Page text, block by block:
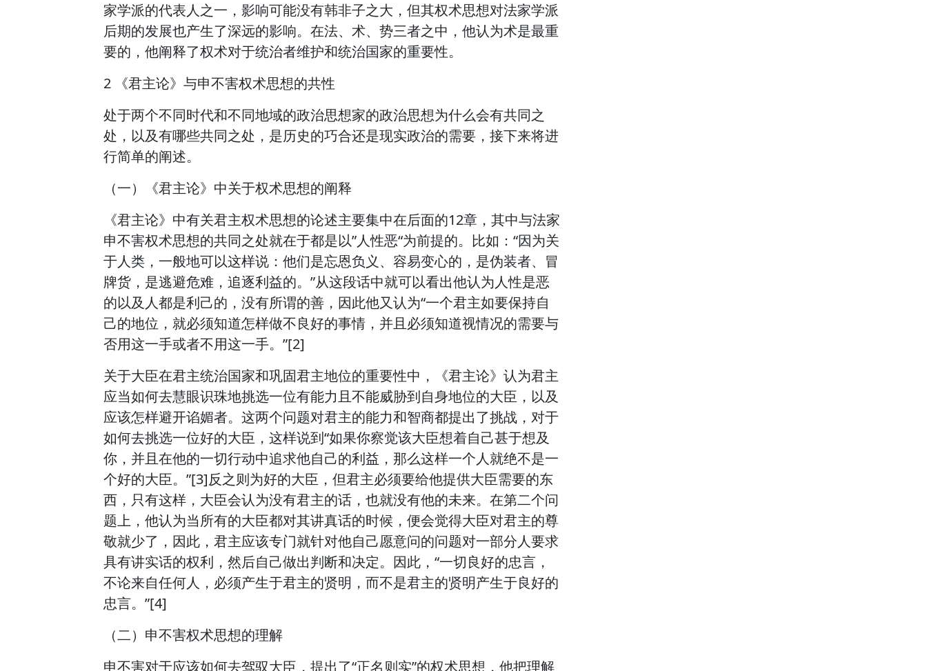
家学派的代表人之一，影响可能没有韩非子之大，但其权术思想对法家学派
后期的发展也产生了深远的影响。在法、术、势三者之中，他认为术是最重
要的，他阐释了权术对于统治者维护和统治国家的重要性。
2 《君主论》与申不害权术思想的共性
处于两个不同时代和不同地域的政治思想家的政治思想为什么会有共同之
处，以及有哪些共同之处，是历史的巧合还是现实政治的需要，接下来将进
行简单的阐述。
（一）《君主论》中关于权术思想的阐释
《君主论》中有关君主权术思想的论述主要集中在后面的12章，其中与法家
申不害权术思想的共同之处就在于都是以”人性恶“为前提的。比如：“因为关
于人类，一般地可以这样说：他们是忘恩负义、容易变心的，是伪装者、冒
牌货，是逃避危难，追逐利益的。”从这段话中就可以看出他认为人性是恶
的以及人都是利己的，没有所谓的善，因此他又认为“一个君主如要保持自
己的地位，就必须知道怎样做不良好的事情，并且必须知道视情况的需要与
否用这一手或者不用这一手。”[2]
关于大臣在君主统治国家和巩固君主地位的重要性中，《君主论》认为君主
应当如何去慧眼识珠地挑选一位有能力且不能威胁到自身地位的大臣，以及
应该怎样避开谄媚者。这两个问题对君主的能力和智商都提出了挑战，对于
如何去挑选一位好的大臣，这样说到“如果你察觉该大臣想着自己甚于想及
你，并且在他的一切行动中追求他自己的利益，那么这样一个人就绝不是一
个好的大臣。”[3]反之则为好的大臣，但君主必须要给他提供大臣需要的东
西，只有这样，大臣会认为没有君主的话，也就没有他的未来。在第二个问
题上，他认为当所有的大臣都对其讲真话的时候，便会觉得大臣对君主的尊
敬就少了，因此，君主应该专门就针对他自己愿意问的问题对一部分人要求
具有讲实话的权利，然后自己做出判断和决定。因此，“一切良好的忠言，
不论来自任何人，必须产生于君主的贤明，而不是君主的贤明产生于良好的
忠言。”[4]
（二）申不害权术思想的理解
申不害对于应该如何去驾驭大臣，提出了“正名则实”的权术思想，他把理解